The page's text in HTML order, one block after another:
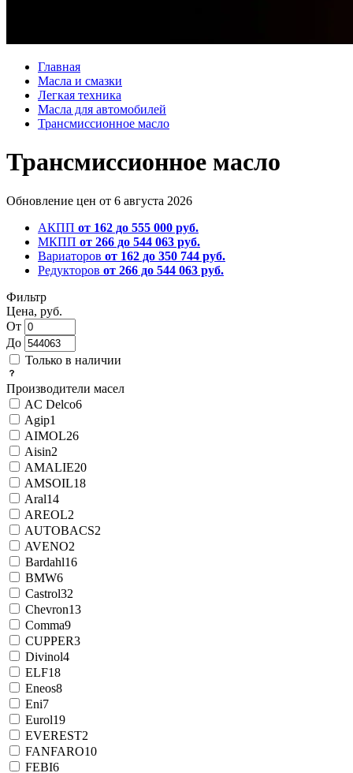
Главная
Масла и смазки
Легкая техника
Масла для автомобилей
Трансмиссионное масло
Трансмиссионное масло
Обновление цен от 6 августа 2026
АКПП от 162 до 555 000 руб.
МКПП от 266 до 544 063 руб.
Вариаторов от 162 до 350 744 руб.
Редукторов от 266 до 544 063 руб.
Фильтр
Цена, руб.
От
До
Только в наличии
Производители масел
AC Delco6
Agip1
AIMOL26
Aisin2
AMALIE20
AMSOIL18
Aral14
AREOL2
AUTOBACS2
AVENO2
Bardahl16
BMW6
Castrol32
Chevron13
Comma9
CUPPER3
Divinol4
ELF18
Eneos8
Eni7
Eurol19
EVEREST2
FANFARO10
FEBI6